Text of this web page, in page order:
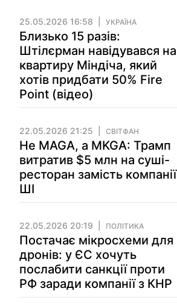
25.05.2026 16:58 УКРАЇНА
Близько 15 разiв:
Штілєрман навiдувався на
квартиру Міндіча, який
хотів придбати 50% Fire
Point (відео)
22.05.2026 21:25 СВІТФАН
Не MAGA, а MKGA: Трамп
витратив $5 млн на суші-
ресторан замість компанії
ШІ
22.05.2026 20:19 ПОЛІТИКА
Постачає мікросхеми для
дронів: у ЄС хочуть
послабити санкції проти
РФ заради компанії з КНР